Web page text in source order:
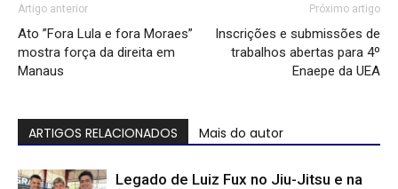
Artigo anterior
Ato ”Fora Lula e fora Moraes”
mostra força da direita em
Manaus
Próximo artigo
Inscrições e submissões de
trabalhos abertas para 4º
Enaepe da UEA
ARTIGOS RELACIONADOS Mais do autor
Legado de Luiz Fux no Jiu-Jitsu e na